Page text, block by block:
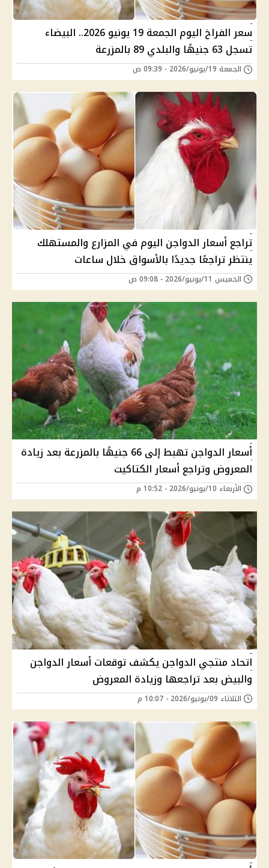
سعر الفراخ اليوم الجمعة 19 يونيو 2026.. البيضاء
تسجل 63 جنيهًا والبلدي 89 بالمزرعة
الجمعة 19/يونيو/2026 - 09:39 ص
تراجع أسعار الدواجن اليوم في المزارع والمستهلك
ينتظر تراجعًا جديدًا بالأسواق خلال ساعات
الخميس 11/يونيو/2026 - 09:08 ص
أسعار الدواجن تهبط إلى 66 جنيهًا بالمزرعة بعد زيادة
المعروض وتراجع أسعار الكتاكيت
الأربعاء 10/يونيو/2026 - 10:52 م
اتحاد منتجي الدواجن يكشف توقعات أسعار الدواجن
والبيض بعد تراجعها وزيادة المعروض
الثلاثاء 09/يونيو/2026 - 10:07 م